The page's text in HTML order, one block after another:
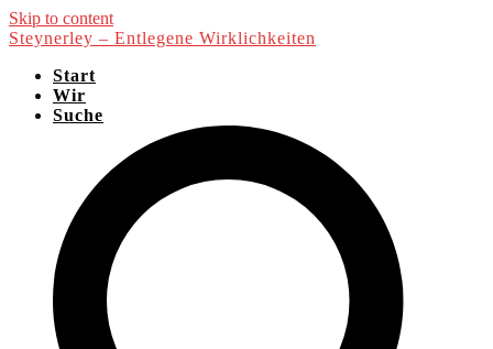
Skip to content
Steynerley – Entlegene Wirklichkeiten
Start
Wir
Suche